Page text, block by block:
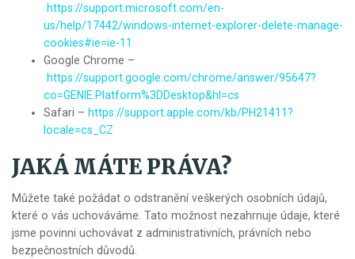
https://support.microsoft.com/en-
us/help/17442/windows-internet-explorer-delete-manage-
cookies#ie=ie-11
Google Chrome –
https://support.google.com/chrome/answer/95647?
co=GENIE.Platform%3DDesktop&hl=cs
Safari – https://support.apple.com/kb/PH21411?
locale=cs_CZ
JAKÁ MÁTE PRÁVA?
Můžete také požádat o odstranění veškerých osobních údajů,
které o vás uchováváme. Tato možnost nezahrnuje údaje, které
jsme povinni uchovávat z administrativních, právních nebo
bezpečnostních důvodů.